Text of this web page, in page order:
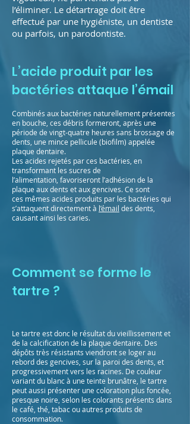
l’éliminer. Le détartrage doit être
effectué par une hygiéniste, un dentiste
ou parfois, un parodontiste.
L’acide produit par les
bactéries attaque l’émail
Combinés aux bactéries naturellement présentes
en bouche, ces débris formeront, après une
période de vingt-quatre heures sans brossage de
dents, une mince pellicule (biofilm) appelée
plaque dentaire.
Les acides rejetés par ces bactéries, en
transformant les sucres de
l’alimentation, favoriseront l’adhésion de la
plaque aux dents et aux gencives. Ce sont
ces mêmes acides produits par les bactéries qui
s’attaquent directement à l’émail des dents,
causant ainsi les caries.
Comment se forme le
tartre ?
Le tartre est donc le résultat du vieillissement et
de la calcification de la plaque dentaire. Des
dépôts très résistants viendront se loger au
rebord des gencives, sur la paroi des dents, et
progressivement vers les racines. De couleur
variant du blanc à une teinte brunâtre, le tartre
peut aussi présenter une coloration plus foncée,
presque noire, selon les colorants présents dans
le café, thé, tabac ou autres produits de
consommation.